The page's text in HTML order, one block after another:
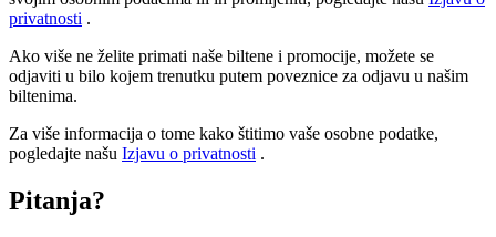
privatnosti .
Ako više ne želite primati naše biltene i promocije, možete se
odjaviti u bilo kojem trenutku putem poveznice za odjavu u našim
biltenima.
Za više informacija o tome kako štitimo vaše osobne podatke,
pogledajte našu Izjavu o privatnosti .
Pitanja?